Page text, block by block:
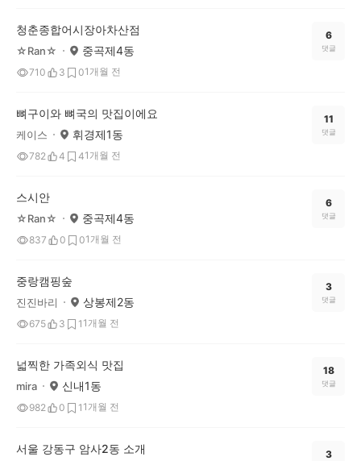
청춘종합어시장아차산점
☆Ran☆ 중곡제4동
710 3 01개월 전
6
댓글
뼈구이와 뼈국의 맛집이에요
케이스 휘경제1동
782 4 41개월 전
11
댓글
스시안
☆Ran☆ 중곡제4동
837 0 01개월 전
6
댓글
중랑캠핑숲
진진바리 상봉제2동
675 3 1 1개월 전
3
댓글
넓찍한 가족외식 맛집
mira 신내1동
982 0 1 1개월 전
18
댓글
서울 강동구 암사2동 소개 3